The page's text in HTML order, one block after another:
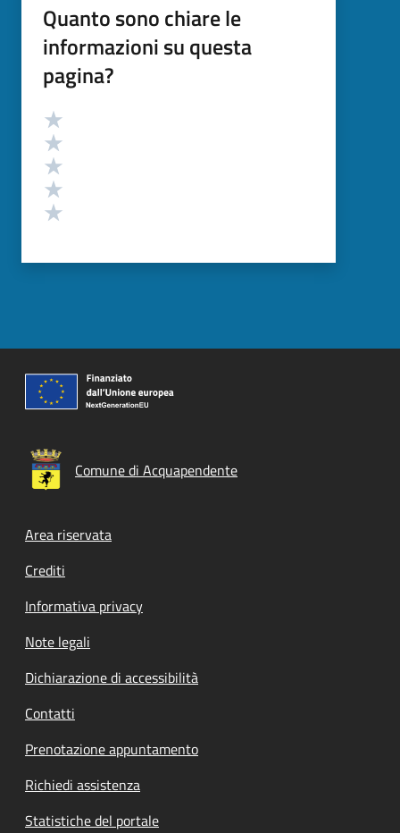
Quanto sono chiare le
informazioni su questa
pagina?
Valutazione
Comune di Acquapendente
Footer menu
Area riservata
Crediti
Informativa privacy
Note legali
Dichiarazione di accessibilità
Contatti
Prenotazione appuntamento
Richiedi assistenza
Statistiche del portale